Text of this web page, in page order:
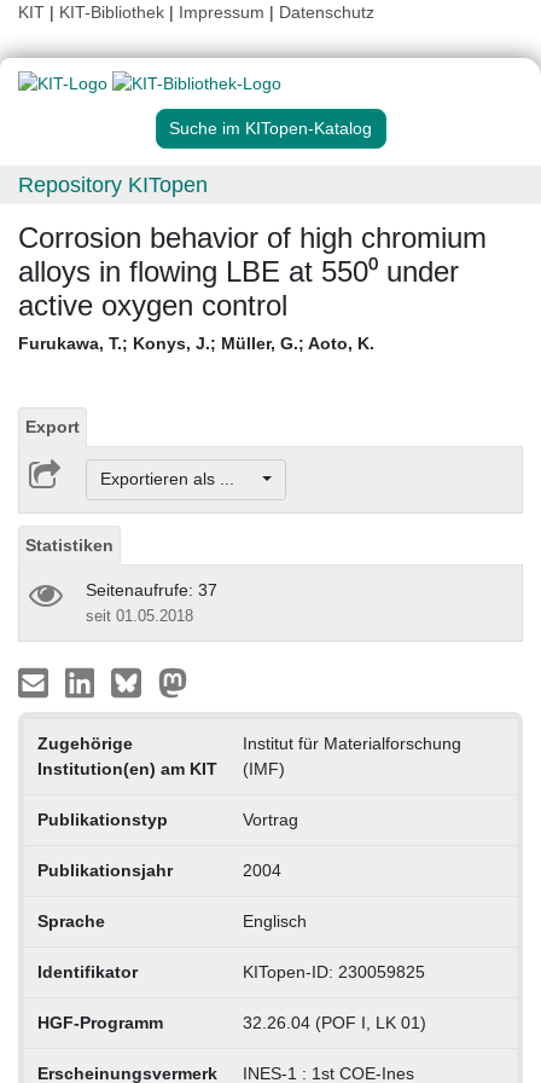
KIT | KIT-Bibliothek | Impressum | Datenschutz
Suche im KITopen-Katalog
Repository KITopen
Corrosion behavior of high chromium
alloys in flowing LBE at 550⁰ under
active oxygen control
Furukawa, T.; Konys, J.; Müller, G.; Aoto, K.
Export
Exportieren als ...
Statistiken
Seitenaufrufe: 37
seit 01.05.2018
Zugehörige
Institution(en) am KIT
Institut für Materialforschung
(IMF)
Publikationstyp Vortrag
Publikationsjahr 2004
Sprache Englisch
Identifikator KITopen-ID: 230059825
HGF-Programm 32.26.04 (POF I, LK 01)
Erscheinungsvermerk INES-1 : 1st COE-Ines